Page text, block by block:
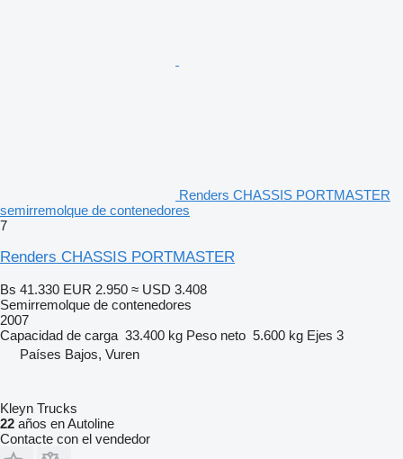
Renders CHASSIS PORTMASTER
semirremolque de contenedores
7
Renders CHASSIS PORTMASTER
Bs 41.330 EUR 2.950 ≈ USD 3.408
Semirremolque de contenedores
2007
Capacidad de carga 33.400 kg Peso neto 5.600 kg Ejes 3
Países Bajos, Vuren
Kleyn Trucks
22 años en Autoline
Contacte con el vendedor